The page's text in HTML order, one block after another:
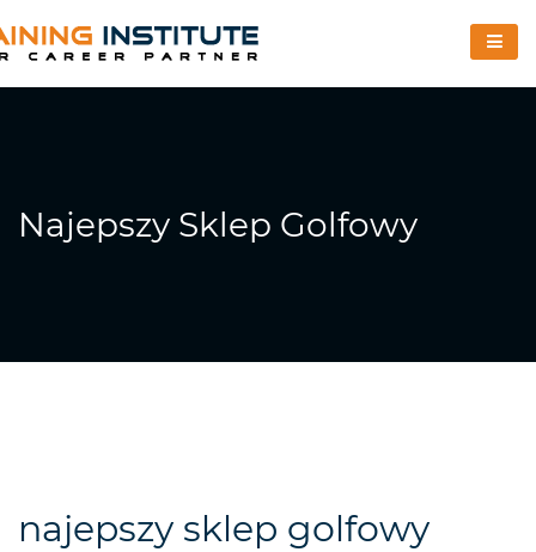
Najepszy Sklep Golfowy
najepszy sklep golfowy